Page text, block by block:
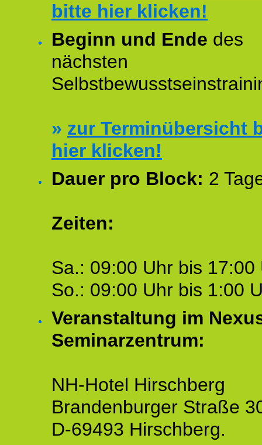
bitte hier klicken!
Beginn und Ende des
nächsten
» zur Terminübersicht
hier klicken!
Dauer pro Block: 2
Zeiten:
Sa.: 09:00 Uhr bis 17:00
So.: 09:00 Uhr bis 1:00
Veranstaltung im
Seminarzentrum:
NH-Hotel Hirschberg
Brandenburger Straße
D-69493 Hirschberg.